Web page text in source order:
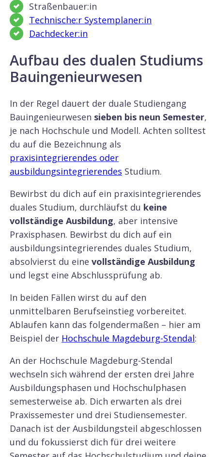
Straßenbauer:in
Technische:r Systemplaner:in
Dachdecker:in
Aufbau des dualen Studiums
Bauingenieurwesen
In der Regel dauert der duale Studiengang
Bauingenieurwesen sieben bis neun Semester,
je nach Hochschule und Modell. Achten solltest
du auf die Bezeichnung als
praxisintegrierendes oder
ausbildungsintegrierendes Studium.
Bewirbst du dich auf ein praxisintegrierendes
duales Studium, durchläufst du keine
vollständige Ausbildung, aber intensive
Praxisphasen. Bewirbst du dich auf ein
ausbildungsintegrierendes duales Studium,
absolvierst du eine vollständige Ausbildung
und legst eine Abschlussprüfung ab.
In beiden Fällen wirst du auf den
unmittelbaren Berufseinstieg vorbereitet.
Ablaufen kann das folgendermaßen – hier am
Beispiel der Hochschule Magdeburg-Stendal:
An der Hochschule Magdeburg-Stendal
wechseln sich während der ersten drei Jahre
Ausbildungsphasen und Hochschulphasen
semesterweise ab. Dich erwarten als drei
Praxissemester und drei Studiensemester.
Danach ist der Ausbildungsteil abgeschlossen
und du fokussierst dich für drei weitere